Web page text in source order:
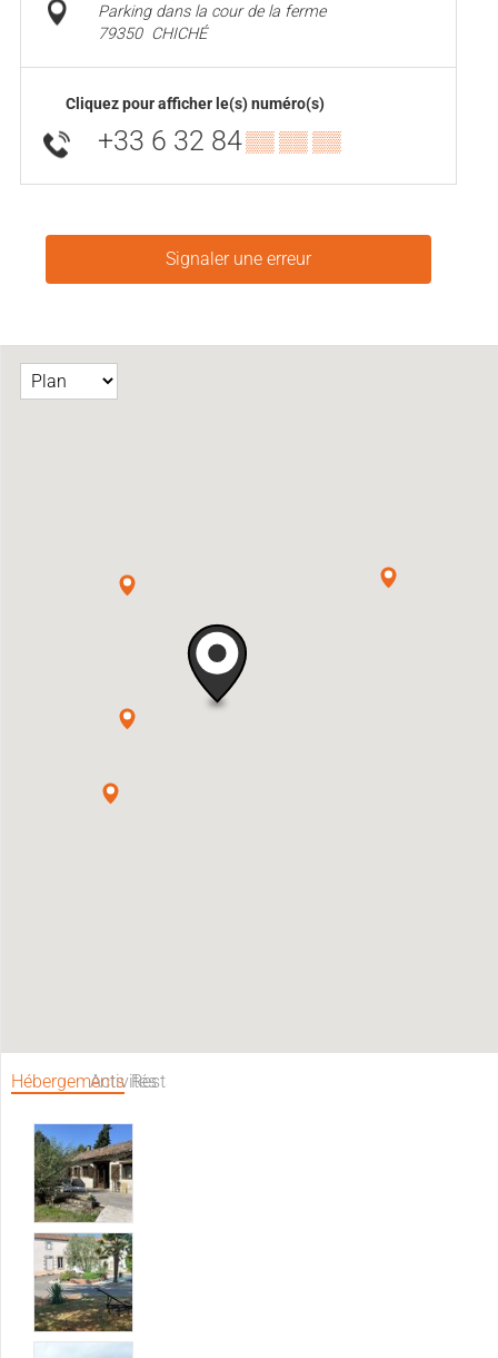
Parking dans la cour de la ferme
79350 CHICHÉ
Cliquez pour afficher le(s) numéro(s)
+33 6 32 84▒▒ ▒▒ ▒▒
Signaler une erreur
HébergementsActivitésRestaurants